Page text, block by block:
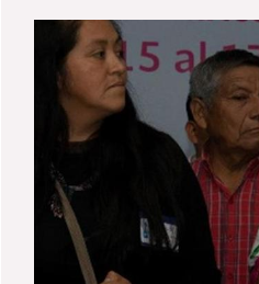
realizada desde el
para Agua y
Iberoamérica.